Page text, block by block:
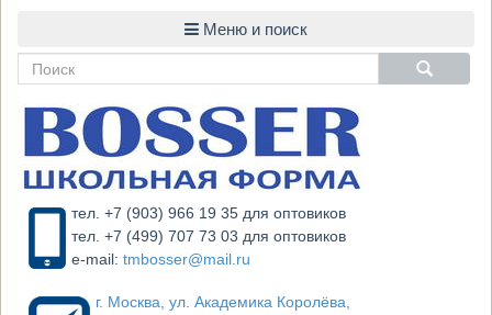
тел. +7 (903) 966 19 35 для оптовиков
тел. +7 (499) 707 73 03 для оптовиков
e-mail: tmbosser@mail.ru
г. Москва, ул. Академика Королёва,